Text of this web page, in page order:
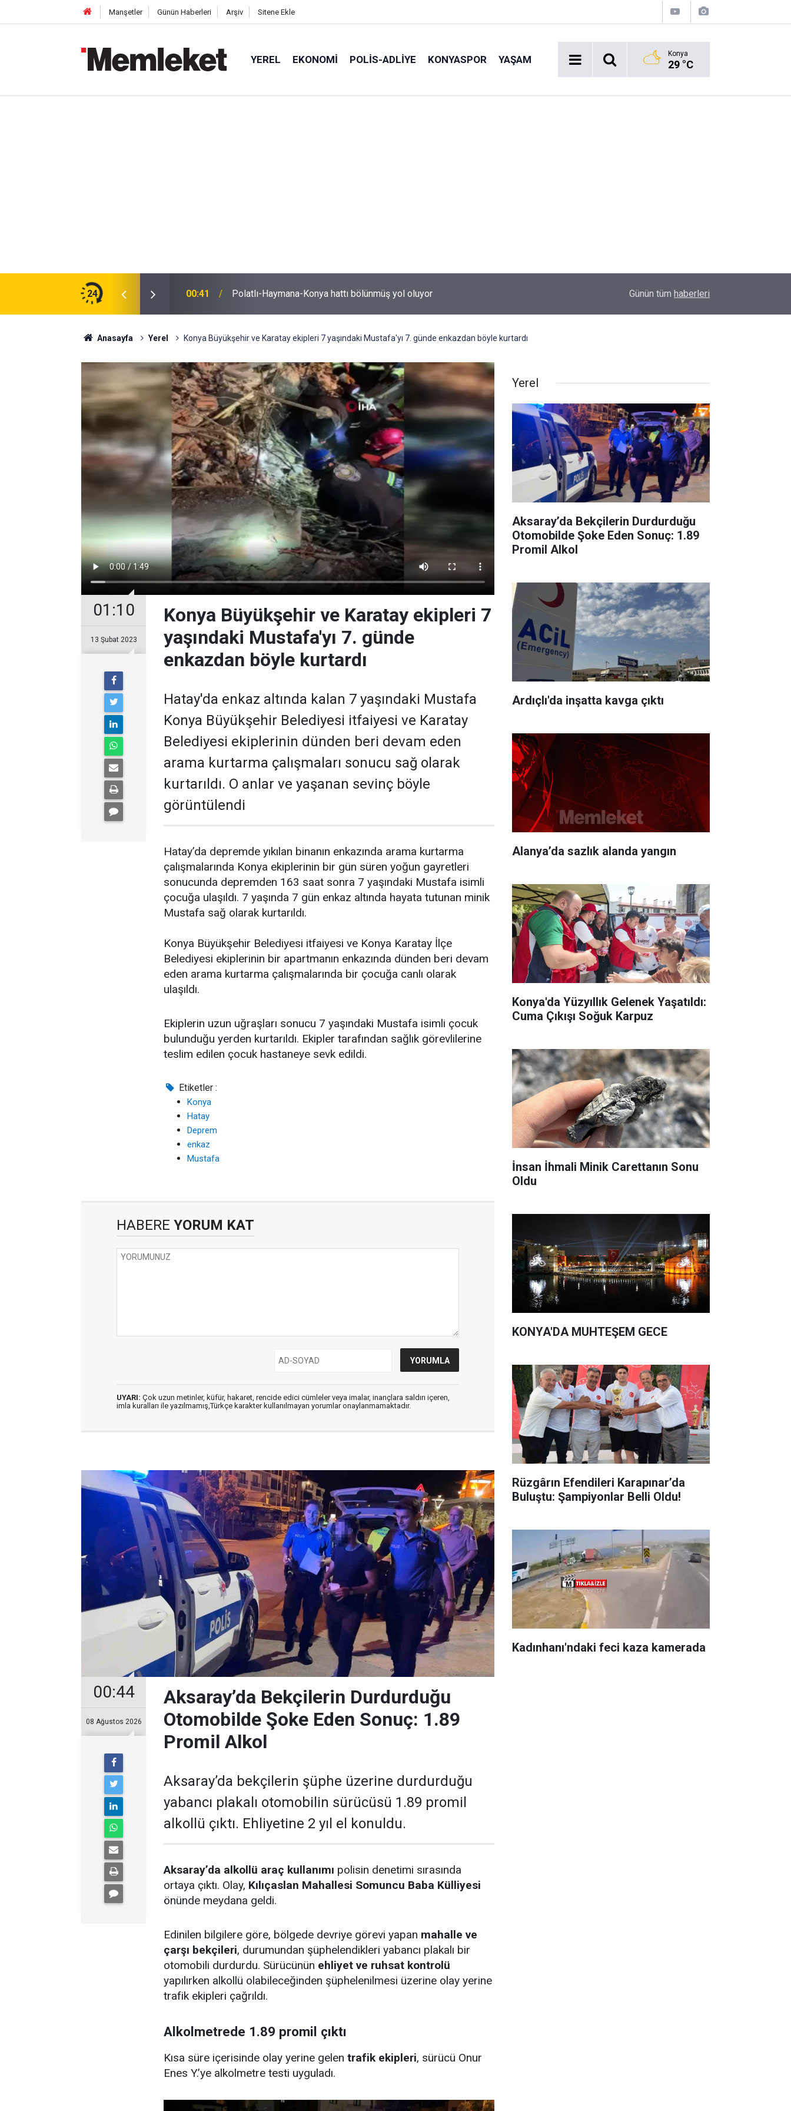
Manşetler Günün Haberleri Arşiv Sitene Ekle
YEREL EKONOMI POLİS-ADLİYE KONYASPOR YAŞAM Konya
29 °C
24
Otomobilde Şoke Eden Sonuç: 1.89 Promil
00:41 Polatlı-Haymana-Konya hattı bölünmüş yol oluyor Erkin Koray'ı bir tek onlar hatırladı
Günün tüm haberleri
Anasayfa Yerel Konya Büyükşehir ve Karatay ekipleri 7 yaşındaki Mustafa'yı 7. günde enkazdan böyle kurtardı
01:10
13 Şubat 2023
Konya Büyükşehir ve Karatay ekipleri 7
yaşındaki Mustafa'yı 7. günde
enkazdan böyle kurtardı
Hatay'da enkaz altında kalan 7 yaşındaki Mustafa
Konya Büyükşehir Belediyesi itfaiyesi ve Karatay
Belediyesi ekiplerinin dünden beri devam eden
arama kurtarma çalışmaları sonucu sağ olarak
kurtarıldı. O anlar ve yaşanan sevinç böyle
görüntülendi
Hatay’da depremde yıkılan binanın enkazında arama kurtarma
çalışmalarında Konya ekiplerinin bir gün süren yoğun gayretleri
sonucunda depremden 163 saat sonra 7 yaşındaki Mustafa isimli
çocuğa ulaşıldı. 7 yaşında 7 gün enkaz altında hayata tutunan minik
Mustafa sağ olarak kurtarıldı.
Konya Büyükşehir Belediyesi itfaiyesi ve Konya Karatay İlçe
Belediyesi ekiplerinin bir apartmanın enkazında dünden beri devam
eden arama kurtarma çalışmalarında bir çocuğa canlı olarak
ulaşıldı.
Ekiplerin uzun uğraşları sonucu 7 yaşındaki Mustafa isimli çocuk
bulunduğu yerden kurtarıldı. Ekipler tarafından sağlık görevlilerine
teslim edilen çocuk hastaneye sevk edildi.
Etiketler :
Konya
Hatay
Deprem
enkaz
Mustafa
HABERE YORUM KAT
UYARI: Çok uzun metinler, küfür, hakaret, rencide edici cümleler veya imalar, inançlara saldırı içeren,
imla kuralları ile yazılmamış,Türkçe karakter kullanılmayan yorumlar onaylanmamaktadır.
00:44
08 Ağustos 2026
Aksaray’da Bekçilerin Durdurduğu
Otomobilde Şoke Eden Sonuç: 1.89
Promil Alkol
Aksaray’da bekçilerin şüphe üzerine durdurduğu
yabancı plakalı otomobilin sürücüsü 1.89 promil
alkollü çıktı. Ehliyetine 2 yıl el konuldu.
Aksaray’da alkollü araç kullanımı polisin denetimi sırasında
ortaya çıktı. Olay, Kılıçaslan Mahallesi Somuncu Baba Külliyesi
önünde meydana geldi.
Edinilen bilgilere göre, bölgede devriye görevi yapan mahalle ve
çarşı bekçileri, durumundan şüphelendikleri yabancı plakalı bir
otomobili durdurdu. Sürücünün ehliyet ve ruhsat kontrolü
yapılırken alkollü olabileceğinden şüphelenilmesi üzerine olay yerine
trafik ekipleri çağrıldı.
Alkolmetrede 1.89 promil çıktı
Kısa süre içerisinde olay yerine gelen trafik ekipleri, sürücü Onur
Enes Y.’ye alkolmetre testi uyguladı.
Yerel
Aksaray’da Bekçilerin Durdurduğu
Otomobilde Şoke Eden Sonuç: 1.89
Promil Alkol
Ardıçlı'da inşatta kavga çıktı
Alanya’da sazlık alanda yangın
Konya'da Yüzyıllık Gelenek Yaşatıldı:
Cuma Çıkışı Soğuk Karpuz
İnsan İhmali Minik Carettanın Sonu
Oldu
KONYA'DA MUHTEŞEM GECE
Rüzgârın Efendileri Karapınar’da
Buluştu: Şampiyonlar Belli Oldu!
Kadınhanı'ndaki feci kaza kamerada